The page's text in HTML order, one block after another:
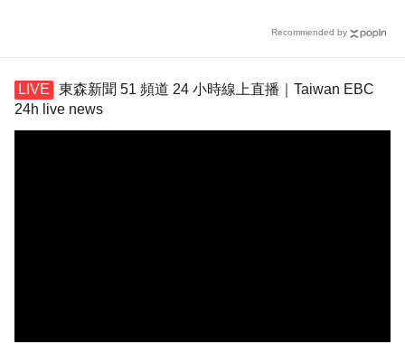
Recommended by
東森新聞 51 頻道 24 小時線上直播｜Taiwan EBC
24h live news